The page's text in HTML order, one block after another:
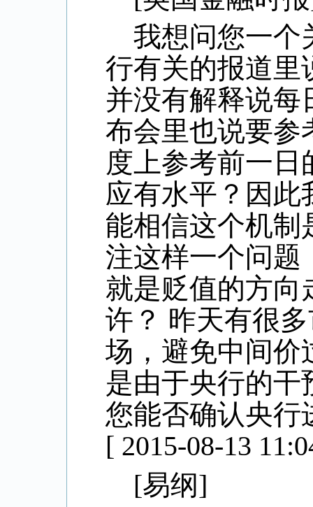
我想问您一个
行有关的报道里
并没有解释说每
布会里也说要参
度上参考前一
应有水平？因此
能相信这个机制
注这样一个问题
就是贬值的方向
许？ 昨天有很
场，避免中间价
是由于央行的干
您能否确认央行
[ 2015-08-13
[易纲]